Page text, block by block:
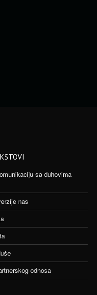
sa duhovima
nas
odnosa